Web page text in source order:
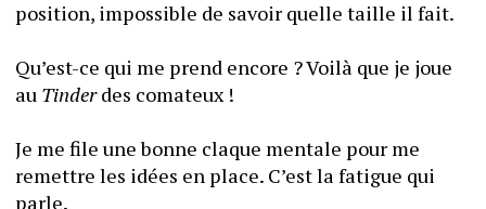
Qu’est-ce qui me prend encore ? Voilà que je joue
au Tinder des comateux !
Je me file une bonne claque mentale pour me
remettre les idées en place. C’est la fatigue qui
parle.